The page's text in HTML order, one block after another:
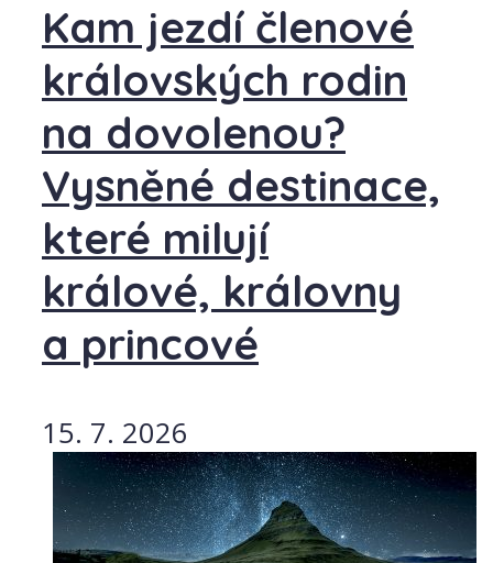
Kam jezdí členové
královských rodin
na dovolenou?
Vysněné destinace,
které milují
králové, královny
a princové
15. 7. 2026